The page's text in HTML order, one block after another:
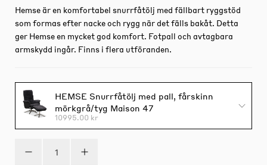
Hemse är en komfortabel snurrfåtölj med fällbart ryggstöd
som formas efter nacke och rygg när det fälls bakåt. Detta
ger Hemse en mycket god komfort. Fotpall och avtagbara
armskydd ingår. Finns i flera utföranden.
HEMSE Snurrfåtölj med pall, fårskinn
mörkgrå/tyg Maison 47
10995.00 kr